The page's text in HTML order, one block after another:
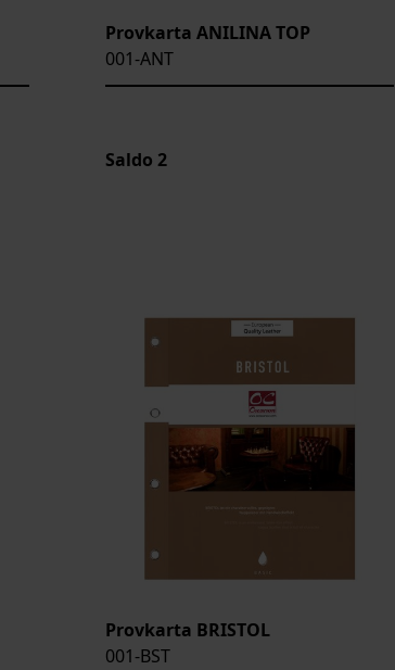
Provkarta ANILINA TOP
001-ANT
Saldo 2
Provkarta BRISTOL
001-BST